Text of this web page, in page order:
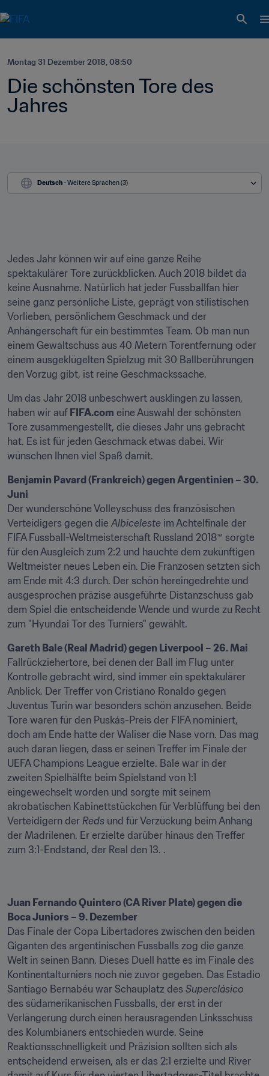
Montag 31 Dezember 2018, 08:50
Die schönsten Tore des
Jahres
Deutsch - Weitere Sprachen (3)
Jedes Jahr können wir auf eine ganze Reihe
spektakulärer Tore zurückblicken. Auch 2018 bildet da
keine Ausnahme. Natürlich hat jeder Fussballfan hier
seine ganz persönliche Liste, geprägt von stilistischen
Vorlieben, persönlichem Geschmack und der
Anhängerschaft für ein bestimmtes Team. Ob man nun
einem Gewaltschuss aus 40 Metern Torentfernung oder
einem ausgeklügelten Spielzug mit 30 Ballberührungen
den Vorzug gibt, ist reine Geschmackssache.
Um das Jahr 2018 unbeschwert ausklingen zu lassen,
haben wir auf FIFA.com eine Auswahl der schönsten
Tore zusammengestellt, die dieses Jahr uns gebracht
hat. Es ist für jeden Geschmack etwas dabei. Wir
wünschen Ihnen viel Spaß damit.
Benjamin Pavard (Frankreich) gegen Argentinien – 30.
Juni
Der wunderschöne Volleyschuss des französischen
Verteidigers gegen die Albiceleste im Achtelfinale der
FIFA Fussball-Weltmeisterschaft Russland 2018™ sorgte
für den Ausgleich zum 2:2 und hauchte dem zukünftigen
Weltmeister neues Leben ein. Die Franzosen setzten sich
am Ende mit 4:3 durch. Der schön hereingedrehte und
ausgesprochen präzise ausgeführte Distanzschuss gab
dem Spiel die entscheidende Wende und wurde zu Recht
zum "Hyundai Tor des Turniers" gewählt.
Gareth Bale (Real Madrid) gegen Liverpool – 26. Mai
Fallrückziehertore, bei denen der Ball im Flug unter
Kontrolle gebracht wird, sind immer ein spektakulärer
Anblick. Der Treffer von Cristiano Ronaldo gegen
Juventus Turin war besonders schön anzusehen. Beide
Tore waren für den Puskás-Preis der FIFA nominiert,
doch am Ende hatte der Waliser die Nase vorn. Das mag
auch daran liegen, dass er seinen Treffer im Finale der
UEFA Champions League erzielte. Bale war in der
zweiten Spielhälfte beim Spielstand von 1:1
eingewechselt worden und sorgte mit seinem
akrobatischen Kabinettstückchen für Verblüffung bei den
Verteidigern der Reds und für Verzückung beim Anhang
der Madrilenen. Er erzielte darüber hinaus den Treffer
zum 3:1-Endstand, der Real den 13. .
Juan Fernando Quintero (CA River Plate) gegen die
Boca Juniors – 9. Dezember
Das Finale der Copa Libertadores zwischen den beiden
Giganten des argentinischen Fussballs zog die ganze
Welt in seinen Bann. Dieses Duell hatte es im Finale des
Kontinentalturniers noch nie zuvor gegeben. Das Estadio
Santiago Bernabéu war Schauplatz des Superclásico
des südamerikanischen Fussballs, der erst in der
Verlängerung durch einen herausragenden Linksschuss
des Kolumbianers entschieden wurde. Seine
Reaktionsschnelligkeit und Präzision sollten sich als
entscheidend erweisen, als er das 2:1 erzielte und River